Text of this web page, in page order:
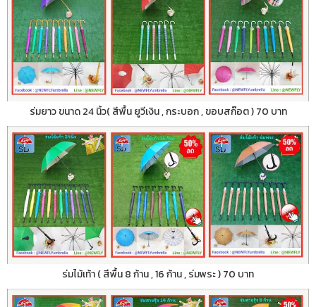
ร่มยาว ขนาด 24 นิ้ว( สีพื้น ยูวีเงิน , กระบอก , ขอบสก๊อต ) 70 บาท
ร่มไม้เท้า ( สีพื้น 8 ก้าน , 16 ก้าน , ร่มพระ ) 70 บาท